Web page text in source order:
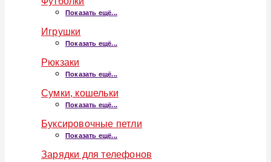
Показать ещё...
Игрушки
Показать ещё...
Рюкзаки
Показать ещё...
Сумки, кошельки
Показать ещё...
Буксировочные петли
Показать ещё...
Зарядки для телефонов